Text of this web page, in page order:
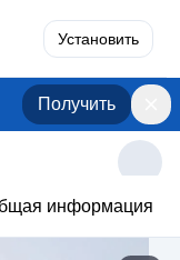
Установить
Получить
информация